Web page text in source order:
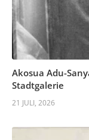
Akosua Adu-
Stadtgalerie
21 JULI, 2026